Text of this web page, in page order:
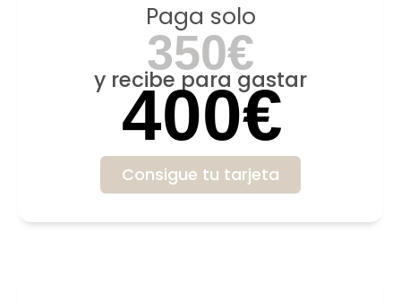
Paga solo
350€
y recibe para gastar
400€
Consigue tu tarjeta